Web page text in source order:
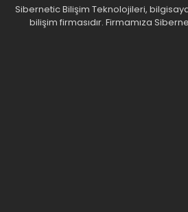
Sibernetic Bilişim Teknolojileri,
bilişim firmasıdır. Firmamıza